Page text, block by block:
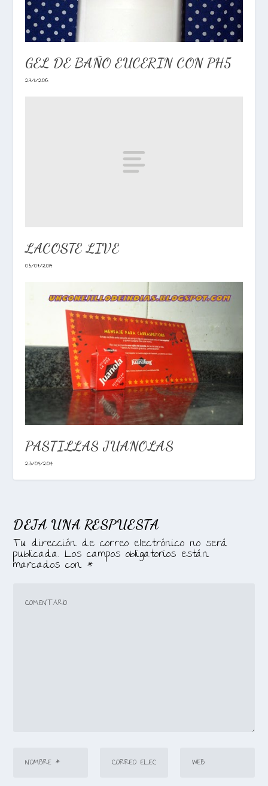
GEL DE BAÑO EUCERIN CON PH5
27/11/2016
LACOSTE LIVE
03/07/2014
PASTILLAS JUANOLAS
23/04/2014
DEJA UNA RESPUESTA
Tu dirección de correo electrónico no será
publicada. Los campos obligatorios están
marcados con *